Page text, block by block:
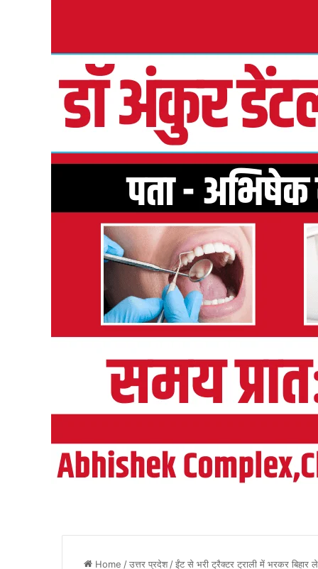
Home /उत्तर प्रदेश /ईंट से भरी ट्रैक्टर ट्राली में भरकर बिहार